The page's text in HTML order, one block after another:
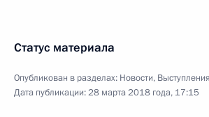
Статус материала
Опубликован в разделах: Новости,
Дата публикации:28 марта 2018 года, 17:15